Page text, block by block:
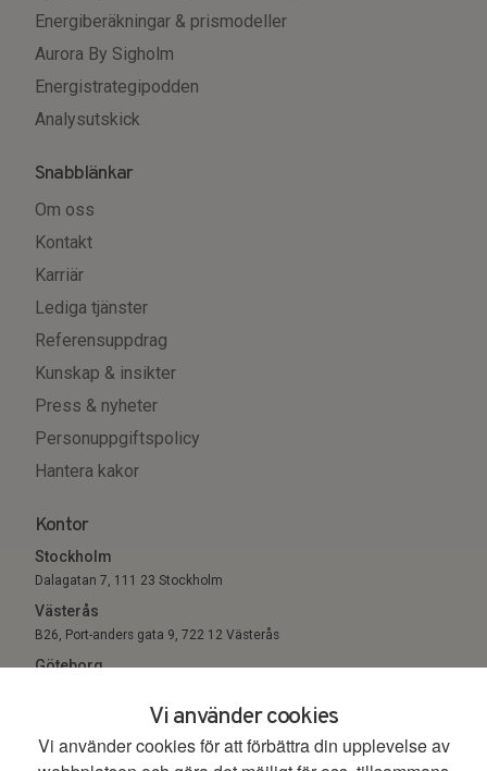
Vi använder cookies
Vi använder cookies för att förbättra din upplevelse av
Energiberäkningar & prismodeller
Aurora By Sigholm
Energistrategipodden
Analysutskick
Snabblänkar
Om oss
Kontakt
Karriär
Lediga tjänster
Referensuppdrag
Kunskap & insikter
Press & nyheter
Personuppgiftspolicy
Hantera kakor
Kontor
Stockholm
Dalagatan 7, 111 23 Stockholm
Västerås
B26, Port-anders gata 9, 722 12 Västerås
Göteborg